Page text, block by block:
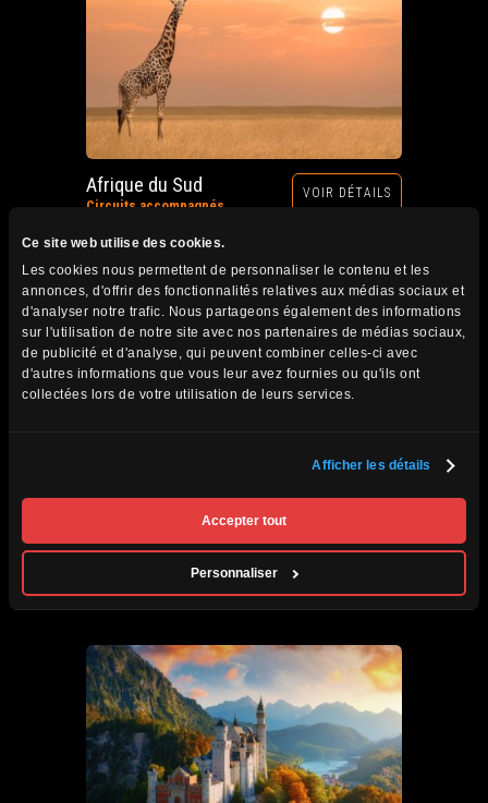
Ce site web utilise des cookies.
Les cookies nous permettent de personnaliser le contenu et les
annonces, d'offrir des fonctionnalités relatives aux médias sociaux et
d'analyser notre trafic. Nous partageons également des informations
sur l'utilisation de notre site avec nos partenaires de médias sociaux,
de publicité et d'analyse, qui peuvent combiner celles-ci avec
d'autres informations que vous leur avez fournies ou qu'ils ont
collectées lors de votre utilisation de leurs services.
Afficher les détails
Accepter tout
Personnaliser
Afrique du Sud
Circuits accompagnés
VOIR DÉTAILS
Zimbabwe, Zambie et
Circuits accompagnés
VOIR DÉTAILS
Prochain départ : 29 septembre au 20 octobre
2026